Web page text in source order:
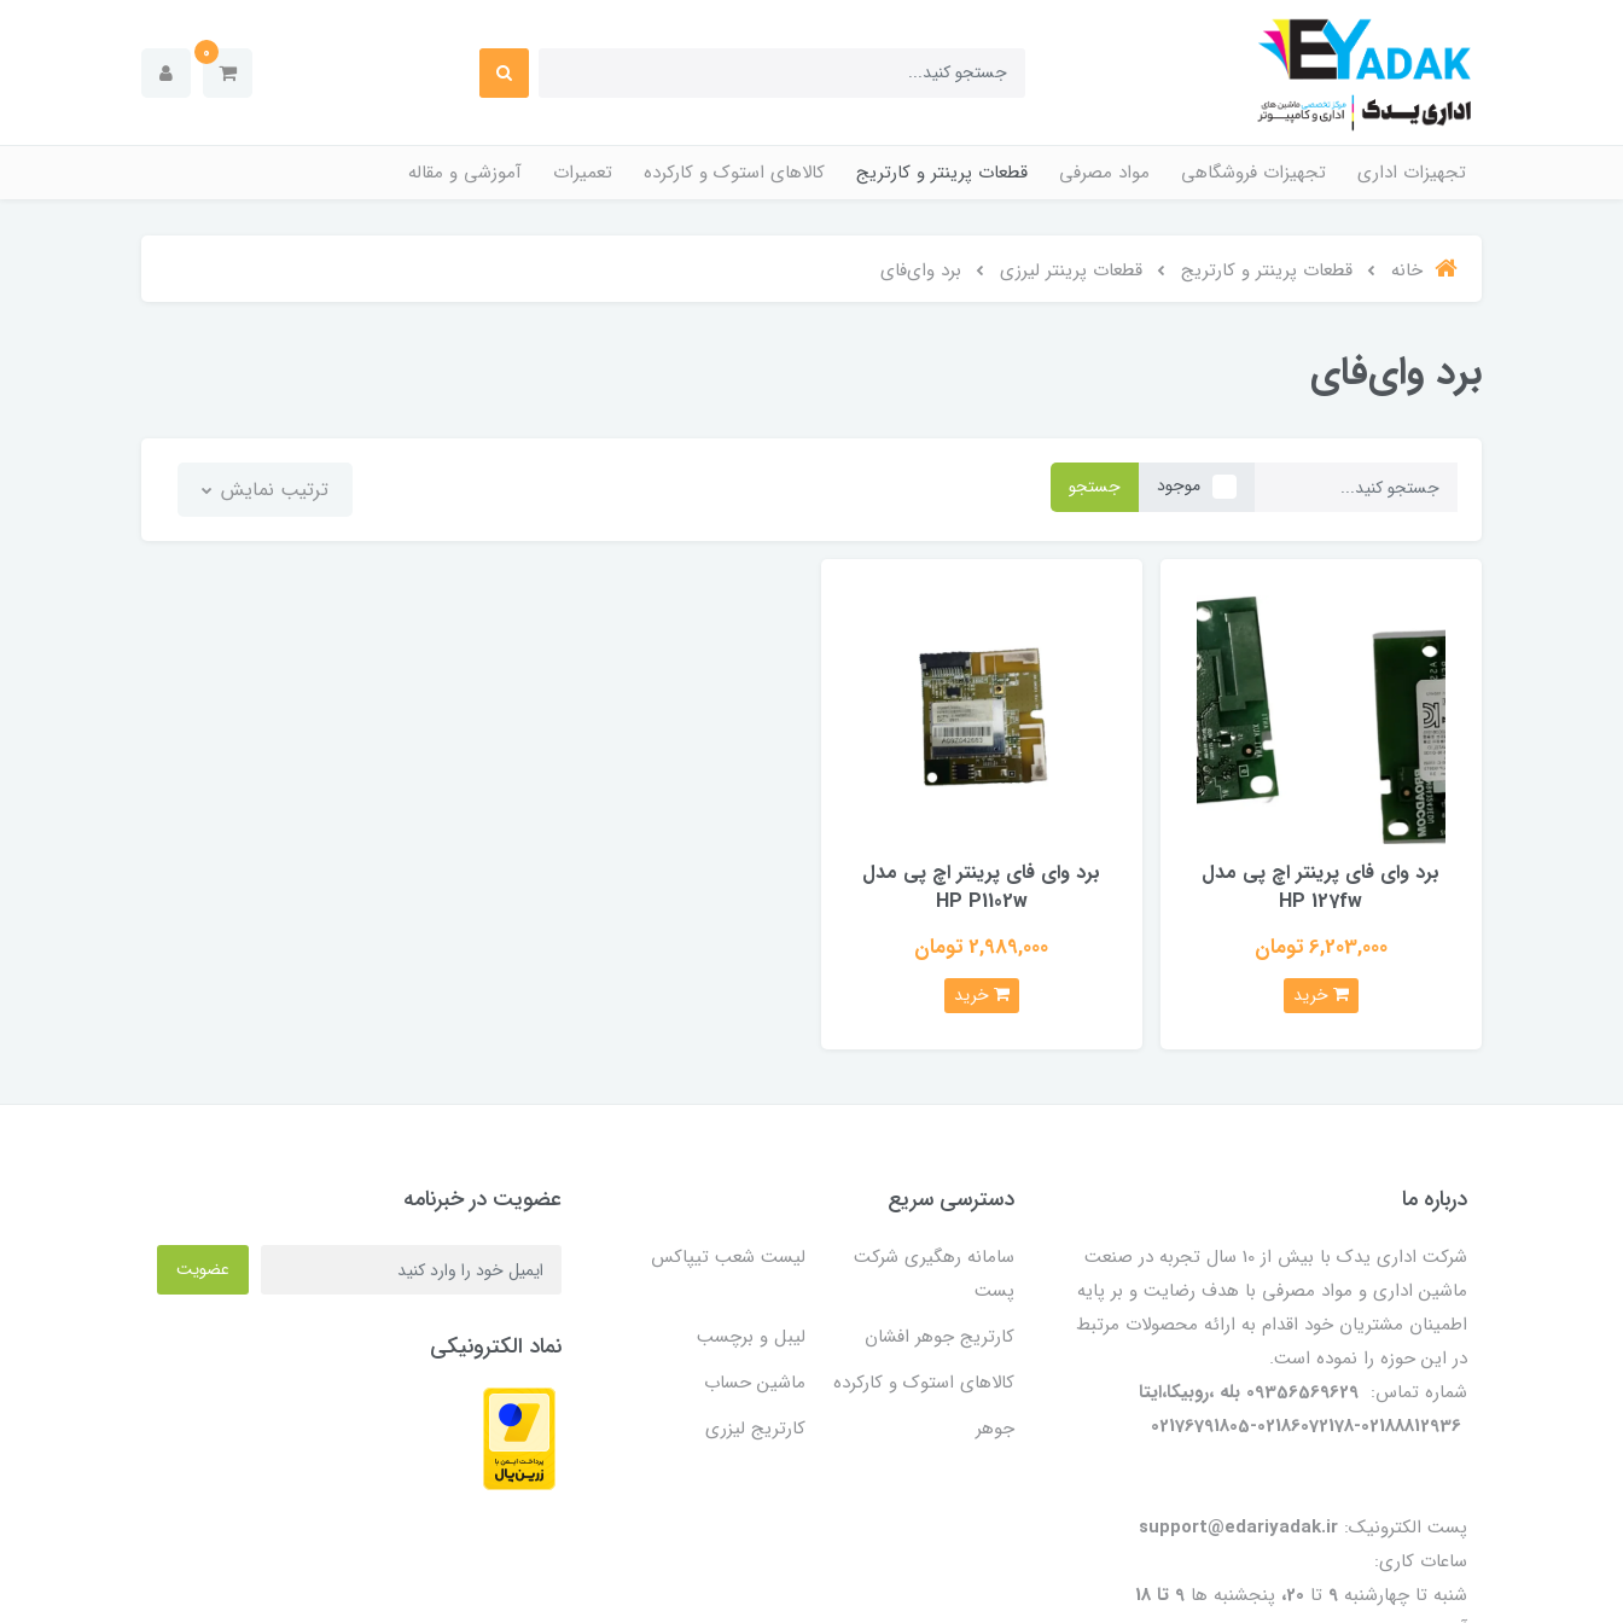
0
تجهیزات اداری تجهیزات فروشگاهی مواد مصرفی قطعات پرینتر و کارتریج کالاهای استوک و کارکرده تعمیرات آموزشی و مقاله
خانه قطعات پرینتر و کارتریج قطعات پرینتر لیرزی برد وای‌فای
برد وای‌فای
موجود جستجو ترتیب نمایش
برد وای فای پرینتر اچ پی مدل
HP 127fw
6,203,000 تومان
خرید
برد وای فای پرینتر اچ پی مدل
HP P1102w
2,989,000 تومان
خرید
درباره ما
شرکت اداری یدک با بیش از 10 سال تجربه در صنعت
ماشین اداری و مواد مصرفی با هدف رضایت و بر پایه
اطمینان مشتریان خود اقدام به ارائه محصولات مرتبط
در این حوزه را نموده است.
شماره تماس:09356569629 بله ،روبیکا،ایتا
02176791805-02186072178-02188812936
پست الکترونیک: support@edariyadak.ir
ساعات کاری:
شنبه تا چهارشنبه9 تا 20، پنجشنبه ها 9 تا 18
دسترسی سریع
سامانه رهگیری شرکت
پست
لیست شعب تیپاکس
کارتریج جوهر افشان
لیبل و برچسب
کالاهای استوک و کارکرده
ماشین حساب
جوهر
کارتریج لیزری
عضویت در خبرنامه
عضویت
نماد الکترونیکی